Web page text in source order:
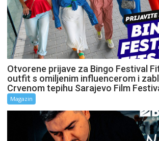
Otvorene prijave za Bingo Festival
outfit s omiljenim influencerom i
Crvenom tepihu Sarajevo Film
Magazin